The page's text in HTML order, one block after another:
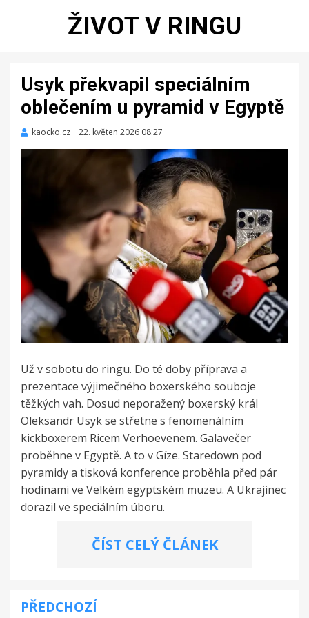
ŽIVOT V RINGU
Usyk překvapil speciálním
oblečením u pyramid v Egyptě
kaocko.cz
Zveřejněno
22. květen 2026 08:27
Už v sobotu do ringu. Do té doby příprava a
prezentace výjimečného boxerského souboje
těžkých vah. Dosud neporažený boxerský král
Oleksandr Usyk se střetne s fenomenálním
kickboxerem Ricem Verhoevenem. Galavečer
proběhne v Egyptě. A to v Gíze. Staredown pod
pyramidy a tisková konference proběhla před pár
hodinami ve Velkém egyptském muzeu. A Ukrajinec
dorazil ve speciálním úboru.
ČÍST CELÝ ČLÁNEK
Navigace
PŘEDCHOZÍ